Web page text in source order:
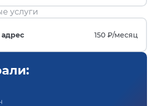
услуги
150 ₽/месяц